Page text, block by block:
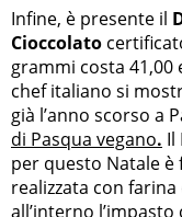
Infine, è presente il
Cioccolato
grammi costa 41,00
chef italiano si
già l’anno scorso a
di Pasqua vegano. Il
per questo Natale
realizzata con
all’interno